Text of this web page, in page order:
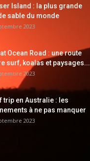
Island : la plus grande
sable du monde
2023
Ocean Road : une route
surf, koalas et paysages...
2023
trip en Australie : les
à ne pas manquer
2023